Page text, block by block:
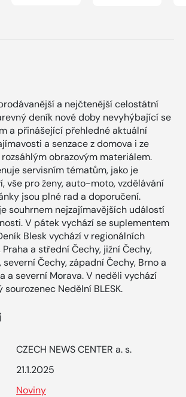
a nejčtenější celostátní
deník nové doby nevyhýbající se
a přinášející přehledné aktuální
a senzace z domova i ze
obrazovým materiálem.
servisním tématům, jako je
vše pro ženy, auto-moto, vzdělávání
jsou plné rad a doporučení.
souhrnem nejzajímavějších událostí
V pátek vychází se suplementem
Blesk vychází v regionálních
a střední Čechy, jižní Čechy,
Čechy, západní Čechy, Brno a
a severní Morava. V neděli vychází
sourozenec Nedělní BLESK.
CZECH NEWS CENTER a. s.
21.1.2025
Noviny